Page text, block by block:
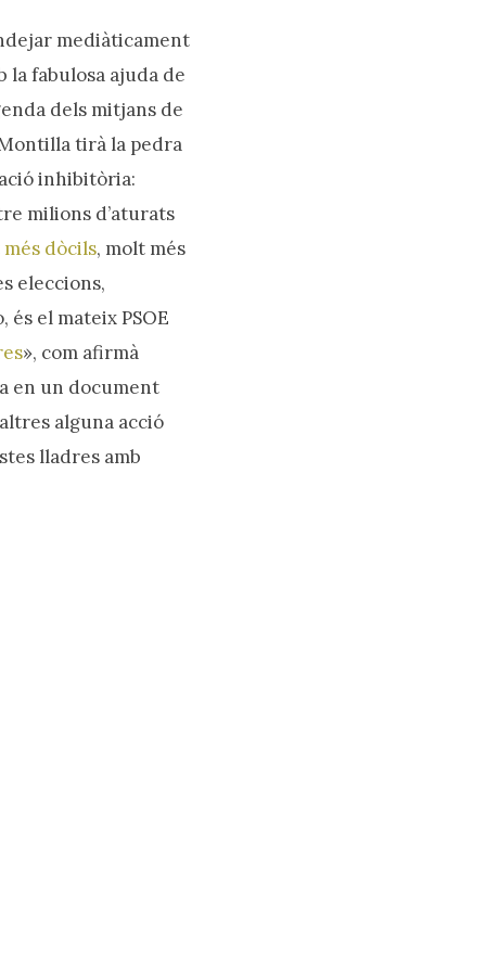
mediàticament
la fabulosa ajuda de
dels mitjans de
tirà la pedra
inhibitòria:
milions d’aturats
dòcils, molt més
eleccions,
el mateix PSOE
», com afirmà
en un document
alguna acció
lladres amb